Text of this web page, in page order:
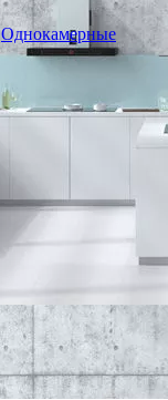
Однокамерные